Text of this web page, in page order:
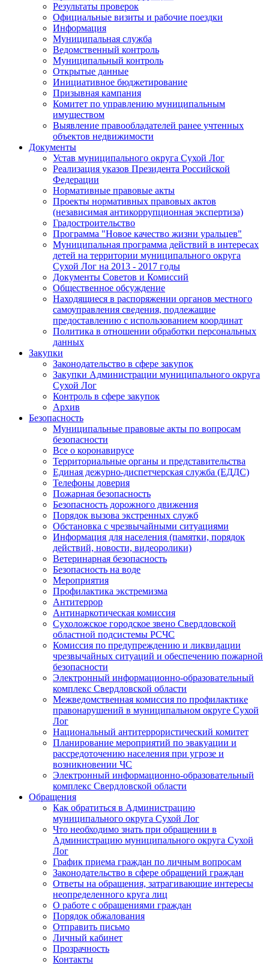
Результаты проверок
Официальные визиты и рабочие поездки
Информация
Муниципальная служба
Ведомственный контроль
Муниципальный контроль
Открытые данные
Инициативное бюджетирование
Призывная кампания
Комитет по управлению муниципальным
имуществом
Выявление правообладателей ранее учтенных
объектов недвижимости
Документы
Устав муниципального округа Сухой Лог
Реализация указов Президента Российской
Федерации
Нормативные правовые акты
Проекты нормативных правовых актов
(независимая антикоррупционная экспертиза)
Градостроительство
Программа "Новое качество жизни уральцев"
Муниципальная программа действий в интересах
детей на территории муниципального округа
Сухой Лог на 2013 - 2017 годы
Документы Советов и Комиссий
Общественное обсуждение
Находящиеся в распоряжении органов местного
самоуправления сведения, подлежащие
предоставлению с использованием координат
Политика в отношении обработки персональных
данных
Закупки
Законодательство в сфере закупок
Закупки Администрации муниципального округа
Сухой Лог
Контроль в сфере закупок
Архив
Безопасность
Муниципальные правовые акты по вопросам
безопасности
Все о коронавирусе
Территориальные органы и представительства
Единая дежурно-диспетчерская служба (ЕДДС)
Телефоны доверия
Пожарная безопасность
Безопасность дорожного движения
Порядок вызова экстренных служб
Обстановка с чрезвычайными ситуациями
Информация для населения (памятки, порядок
действий, новости, видеоролики)
Ветеринарная безопасность
Безопасность на воде
Мероприятия
Профилактика экстремизма
Антитеррор
Антинаркотическая комиссия
Сухоложское городское звено Свердловской
областной подсистемы РСЧС
Комиссия по предупреждению и ликвидации
чрезвычайных ситуаций и обеспечению пожарной
безопасности
Электронный информационно-образовательный
комплекс Cвердловской области
Межведомственная комиссия по профилактике
правонарушений в муниципальном округе Сухой
Лог
Национальный антитеррористический комитет
Планирование мероприятий по эвакуации и
рассредоточению населения при угрозе и
возникновении ЧС
Электронный информационно-образовательный
комплекс Свердловской области
Обращения
Как обратиться в Администрацию
муниципального округа Сухой Лог
Что необходимо знать при обращении в
Администрацию муниципального округа Сухой
Лог
График приема граждан по личным вопросам
Законодательство в сфере обращений граждан
Ответы на обращения, затрагивающие интересы
неопределенного круга лиц
О работе с обращениями граждан
Порядок обжалования
Отправить письмо
Личный кабинет
Прозрачность
Контакты